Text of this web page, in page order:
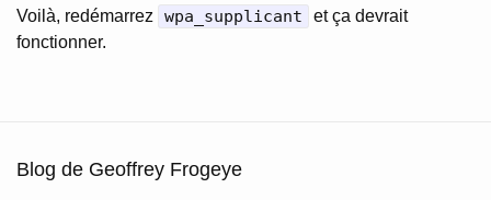
Voilà, redémarrez wpa_supplicant
et ça devrait
fonctionner.
Blog de Geoffrey Frogeye